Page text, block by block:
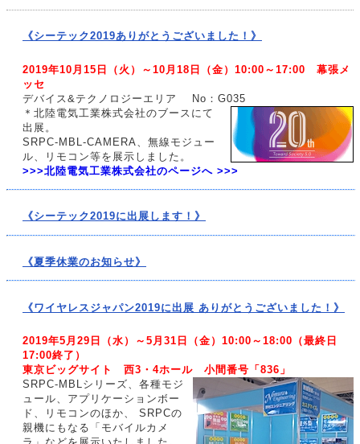
《シーテック2019ありがとうございました！》
2019年10月15日（火）～10月18日（金）10:00～17:00 幕張メ
ッセ
デバイス&テクノロジーエリア No：G035
＊北陸電気工業株式会社のブースにて
出展。
SRPC-MBL-CAMERA、無線モジュー
ル、リモコン等を展示しました。
>>>北陸電気工業株式会社のページへ >>>
《シーテック2019に出展します！》
《夏季休業のお知らせ》
《ワイヤレスジャパン2019に出展 ありがとうございました！》
2019年5月29日（水）～5月31日（金）10:00～18:00（最終日
17:00終了）
東京ビッグサイト 西3・4ホール 小間番号「836」
SRPC-MBLシリーズ、各種モジ
ュール、アプリケーションボー
ド、リモコンのほか、 SRPCの
親機にもなる「モバイルカメ